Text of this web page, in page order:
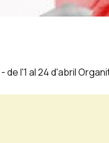
de l'1 al 24 d'abril